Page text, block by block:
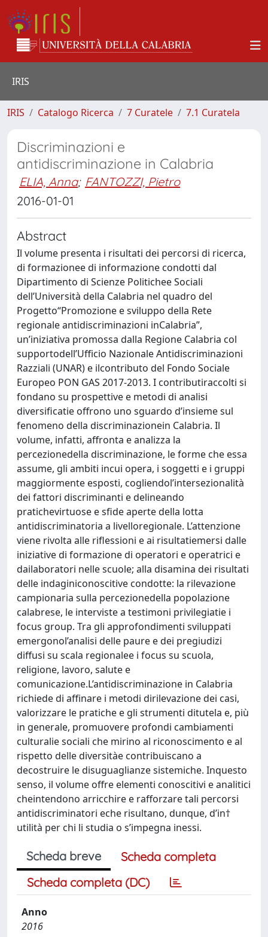
IRIS
IRIS Catalogo Ricerca 7 Curatele 7.1 Curatela
Discriminazioni e
antidiscriminazione in Calabria
ELIA, Anna; FANTOZZI, Pietro
2016-01-01
Abstract
Il volume presenta i risultati dei percorsi di ricerca,
di formazionee di informazione condotti dal
Dipartimento di Scienze Politichee Sociali
dell’Università della Calabria nel quadro del
Progetto“Promozione e sviluppo della Rete
regionale antidiscriminazioni inCalabria”,
un’iniziativa promossa dalla Regione Calabria col
supportodell’Ufficio Nazionale Antidiscriminazioni
Razziali (UNAR) e ilcontributo del Fondo Sociale
Europeo PON GAS 2017-2013. I contributiraccolti si
fondano su prospettive e metodi di analisi
diversificatie offrono uno sguardo d’insieme sul
fenomeno della discriminazionein Calabria. Il
volume, infatti, affronta e analizza la
percezionedella discriminazione, le forme che essa
assume, gli ambiti incui opera, i soggetti e i gruppi
maggiormente esposti, cogliendol’intersezionalità
dei fattori discriminanti e delineando
pratichevirtuose e sfide aperte della lotta
antidiscriminatoria a livelloregionale. L’attenzione
viene rivolta alle riflessioni e ai risultatiemersi dalle
iniziative di formazione di operatori e operatrici e
dailaboratori nelle scuole; alla disamina dei risultati
delle indaginiconoscitive condotte: la rilevazione
campionaria sulla percezionedella popolazione
calabrese, le interviste a testimoni privilegiatie i
focus group. Tra gli approfondimenti sviluppati
emergonol’analisi delle paure e dei pregiudizi
diffusi su scala regionalee i focus su scuola,
religione, lavoro, salute e
comunicazione.L’antidiscriminazione in Calabria
richiede di affinare i metodi dirilevazione dei casi,
valorizzare le pratiche e gli strumenti ditutela e, più
in generale, promuovere profondi cambiamenti
culturalie sociali che mirino al riconoscimento e al
rispetto delle diversitàe contribuiscano a
decostruire le disuguaglianze sistemiche. Inquesto
senso, il volume offre elementi conoscitivi e analitici
cheintendono arricchire e rafforzare tali percorsi
antidiscriminatori eche risultano, dunque, d’in†
utilità per chi li studia o s’impegna inessi.
Scheda breve
Scheda completa
Scheda completa (DC)
Anno
2016